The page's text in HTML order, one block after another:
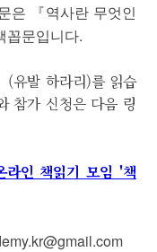
은 『역사란 무엇인
꼽문입니다.
(유발 하라리)를 읽습
참가 신청은 다음 링
라인 책읽기 모임 '책